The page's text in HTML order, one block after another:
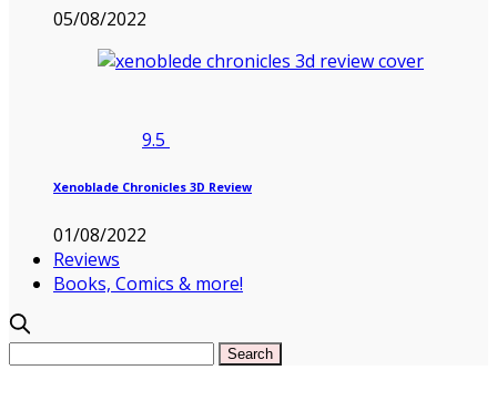
05/08/2022
9.5
Xenoblade Chronicles 3D Review
01/08/2022
Reviews
Books, Comics & more!